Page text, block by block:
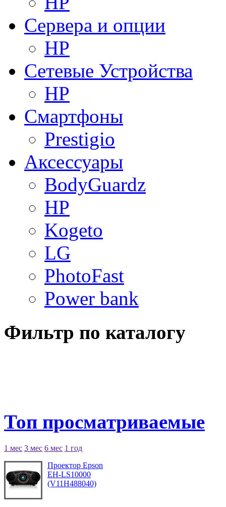
Сервера и опции
HP
Сетевые Устройства
HP
Смартфоны
Prestigio
Аксессуары
BodyGuardz
HP
Kogeto
LG
PhotoFast
Power bank
Фильтр по каталогу
Топ просматриваемые
1 мес 3 мес 6 мес 1 год
Проектор Epson
EH-LS10000
(V11H488040)